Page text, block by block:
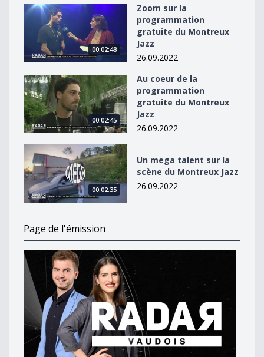
Zoom sur la programmation gratuite du Montreux
00:02:48
Zoom sur la
programmation
gratuite du Montreux
Jazz
26.09.2022
Au coeur de la programmation gratuite du Montreux
00:02:45
Au coeur de la
programmation
gratuite du Montreux
Jazz
26.09.2022
Un mega talent sur la scène du Montreux Jazz
00:02:35
Un mega talent sur la
scène du Montreux Jazz
26.09.2022
Page de l'émission